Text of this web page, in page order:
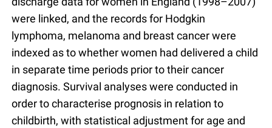
were linked, and the records for Hodgkin
lymphoma, melanoma and breast cancer were
indexed as to whether women had delivered a child
in separate time periods prior to their cancer
diagnosis. Survival analyses were conducted in
order to characterise prognosis in relation to
childbirth, with statistical adjustment for age and